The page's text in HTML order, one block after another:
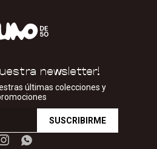
newsletter!
últimas colecciones y
SUSCRIBIRME
